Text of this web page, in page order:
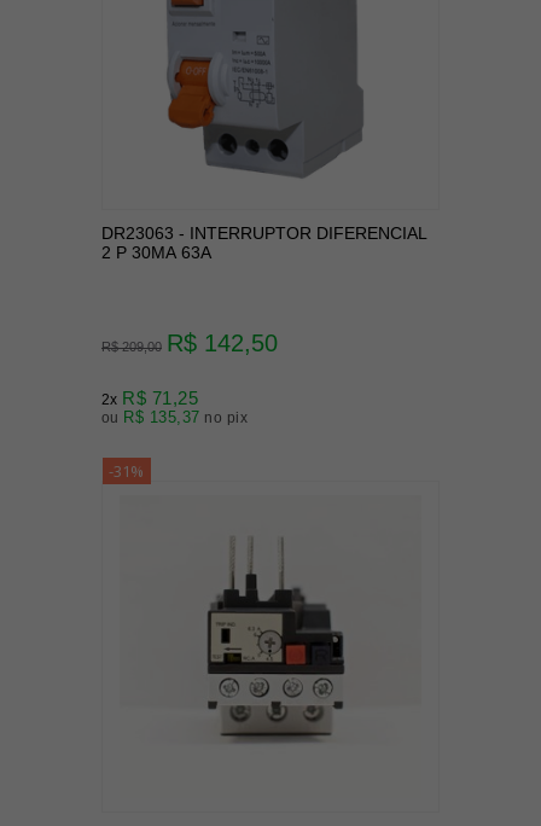
DR23063 - INTERRUPTOR DIFERENCIAL
2 P 30MA 63A
R$ 209,00 R$ 142,50
2x R$ 71,25
ou R$ 135,37 no pix
-31%